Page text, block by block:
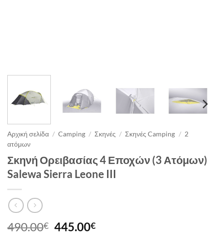
Αρχική σελίδα / Camping / Σκηνές / Σκηνές Camping / 2
ατόμων
Σκηνή Ορειβασίας 4 Εποχών (3 Ατόμων)
Salewa Sierra Leone III
490.00€ Original
445.00€Η